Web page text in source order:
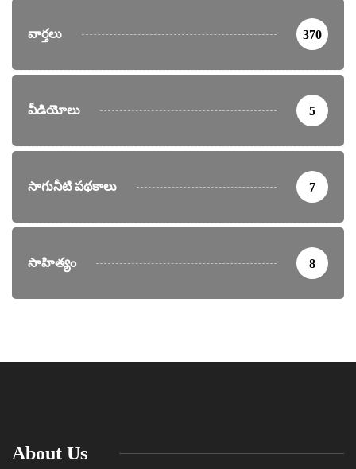
వార్తలు 370
వీడియోలు 5
సాగునీటి పథకాలు 7
సాహిత్యం 8
About Us